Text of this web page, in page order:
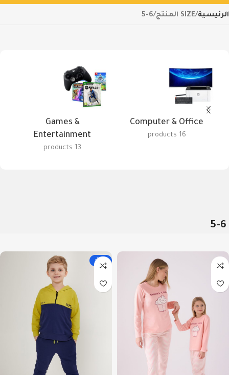
الرئيسية SIZE المنتج 5-6
Computer & Office
16 products
Games &
Entertainment
13 products
5-6
-32%